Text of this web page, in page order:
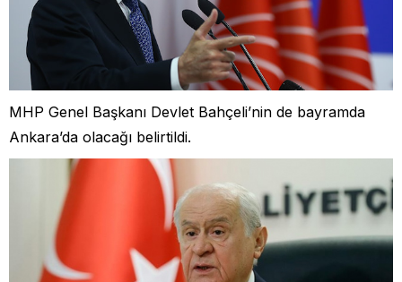
MHP Genel Başkanı Devlet Bahçeli’nin de bayramda
Ankara’da olacağı belirtildi.